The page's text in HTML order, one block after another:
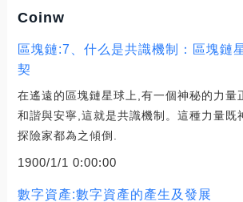
Coinw
區塊鏈:7、什么是共識機制：區塊鏈
契
在遙遠的區塊鏈星球上,有一個神秘的力量
和諧與安寧,這就是共識機制。這種力量既
探險家都為之傾倒.
1900/1/1 0:00:00
數字資產:數字資產的產生及發展